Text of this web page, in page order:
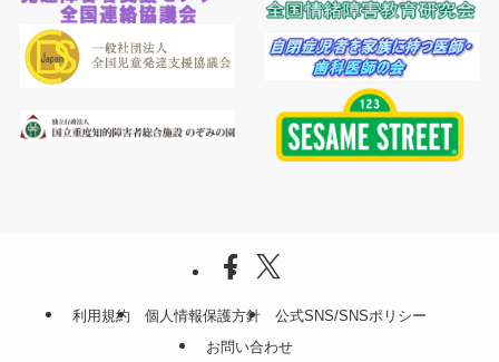
利用規約 個人情報保護方針
公式SNS/SNSポリシー
お問い合わせ